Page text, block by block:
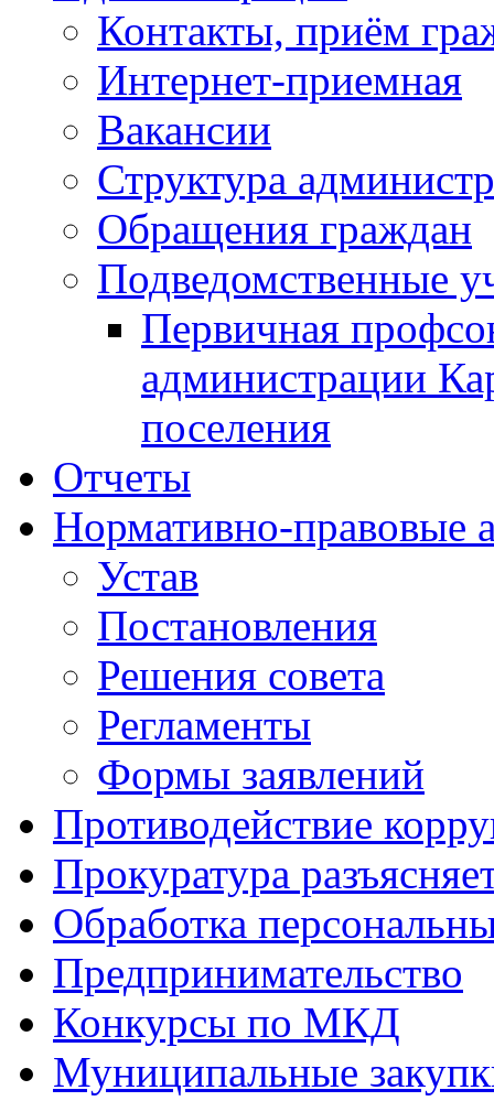
Контакты, приём
Интернет-приемная
Вакансии
Структура
Обращения граждан
Подведомственные
Первичная
администрации
поселения
Отчеты
Нормативно-правовые
Устав
Постановления
Решения совета
Регламенты
Формы заявлений
Противодействие
Прокуратура
Обработка
Предпринимательство
Конкурсы по МКД
Муниципальные